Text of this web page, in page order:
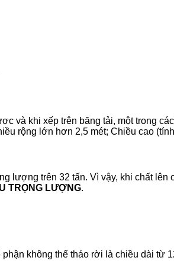
và khi xếp trên băng tải, một trong
rộng lớn hơn 2,5 mét; Chiều cao
lượng trên 32 tấn. Vì vậy, khi chất
TRỌNG LƯỢNG.
không thể tháo rời là chiều dài từ